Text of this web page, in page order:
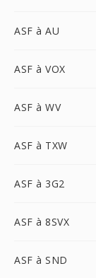
ASF à AU
ASF à VOX
ASF à WV
ASF à TXW
ASF à 3G2
ASF à 8SVX
ASF à SND